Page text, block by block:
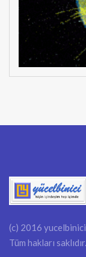
(c) 2016 yucelbinici
Tüm hakları saklıdır.